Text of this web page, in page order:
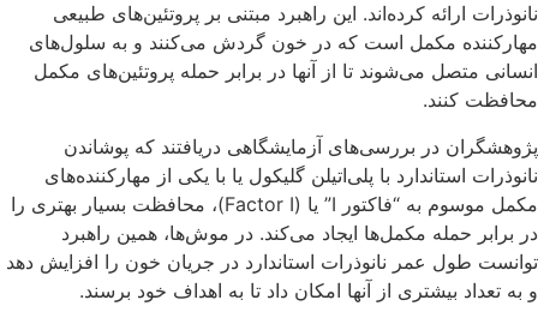
نانوذرات ارائه کرده‌اند. این راهبرد مبتنی بر پروتئین‌های طبیعی
مهارکننده مکمل است که در خون گردش می‌کنند و به سلول‌های
انسانی متصل می‌شوند تا از آنها در برابر حمله پروتئین‌های مکمل
محافظت کنند.
پژوهشگران در بررسی‌های آزمایشگاهی دریافتند که پوشاندن
نانوذرات استاندارد با پلی‌اتیلن گلیکول یا با یکی از مهارکننده‌های
مکمل موسوم به “فاکتور I” یا (Factor I)، محافظت بسیار بهتری را
در برابر حمله مکمل‌ها ایجاد می‌کند. در موش‌ها، همین راهبرد
توانست طول عمر نانوذرات استاندارد در جریان خون را افزایش دهد
و به تعداد بیشتری از آنها امکان داد تا به اهداف خود برسند.